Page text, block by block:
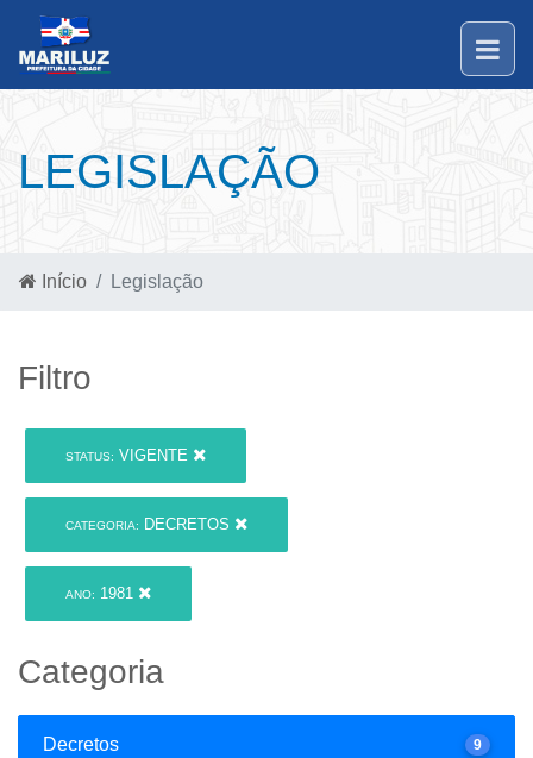
LEGISLAÇÃO
Início Legislação
Filtro
STATUS: VIGENTE
CATEGORIA: DECRETOS
ANO: 1981
Categoria
Decretos 9